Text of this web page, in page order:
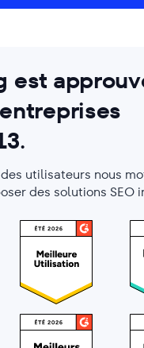
est
.
utilisateurs nous
des solutions SEO